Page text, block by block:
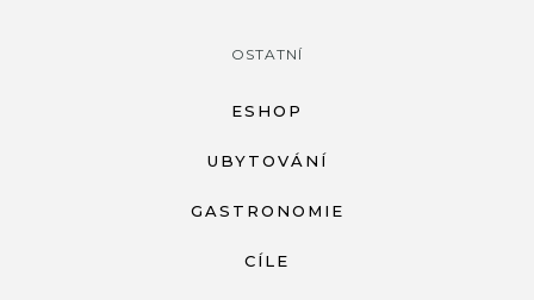
OSTATNÍ
ESHOP
UBYTOVÁNÍ
GASTRONOMIE
CÍLE